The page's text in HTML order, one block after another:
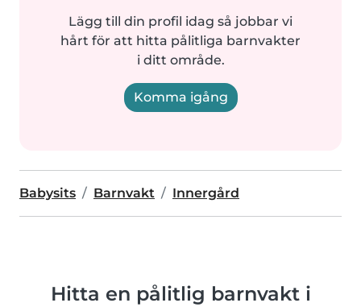
Lägg till din profil idag så jobbar vi
hårt för att hitta pålitliga barnvakter
i ditt område.
Komma igång
Babysits Barnvakt Innergård
Hitta en pålitlig barnvakt i